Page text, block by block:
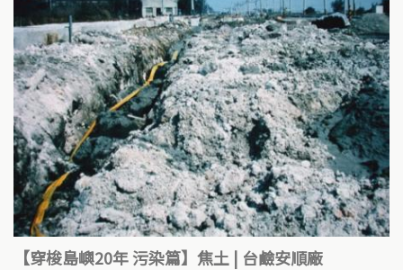
【穿梭島嶼20年 污染篇】焦土 | 台鹼安順廠